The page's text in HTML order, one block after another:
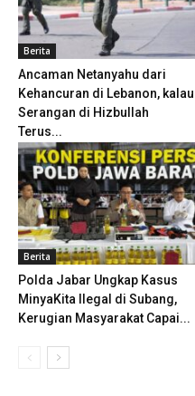
Berita
Ancaman Netanyahu dari
Kehancuran di Lebanon, kalau
Serangan di Hizbullah
Terus...
Berita
Polda Jabar Ungkap Kasus
MinyaKita Ilegal di Subang,
Kerugian Masyarakat Capai...